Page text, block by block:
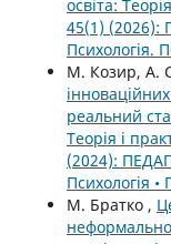
освіта:
45(1) (2026):
Психологія.
М. Козир, А.
реальний
Теорія і
(2024):
Психологія •
М. Братко ,